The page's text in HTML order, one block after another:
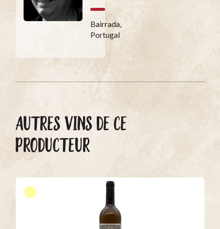
Bairrada,
Portugal
AUTRES VINS DE CE
PRODUCTEUR